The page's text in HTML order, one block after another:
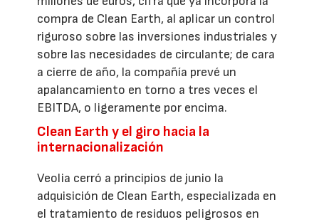
compra de Clean Earth, al aplicar un control
riguroso sobre las inversiones industriales y
sobre las necesidades de circulante; de cara
a cierre de año, la compañía prevé un
apalancamiento en torno a tres veces el
EBITDA, o ligeramente por encima.
Clean Earth y el giro hacia la
internacionalización
Veolia cerró a principios de junio la
adquisición de Clean Earth, especializada en
el tratamiento de residuos peligrosos en